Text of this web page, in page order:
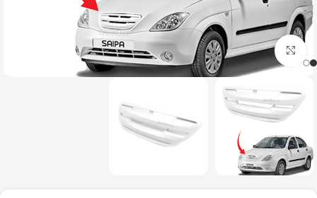
بزرگنمایی تصویر